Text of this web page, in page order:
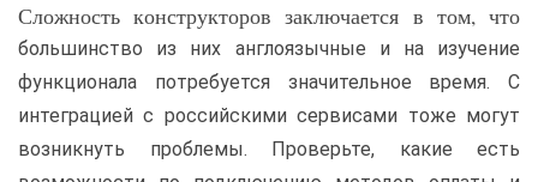
Сложность конструкторов заключается в том, что
большинство из них англоязычные и на изучение
функционала потребуется значительное время. С
интеграцией с российскими сервисами тоже могут
возникнуть проблемы. Проверьте, какие есть